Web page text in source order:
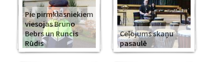
Pie pirmklasniekiem
viesojas Bruno
Bebrs un Runcis
Rūdis
Ceļojums skaņu
pasaulē